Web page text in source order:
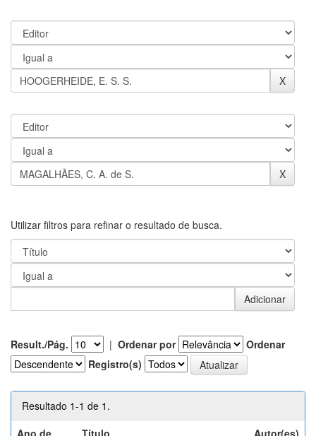
Utilizar filtros para refinar o resultado de busca.
Result./Pág. | Ordenar por
Ordenar
Registro(s)
Resultado 1-1 de 1.
Ano de
Título Autor(es)